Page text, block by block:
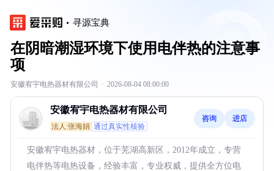
寻源宝典
在阴暗潮湿环境下使用电伴热的注意事
项
安徽宥宇电热器材有限公司 · 2026-08-04 08:00:00
安徽宥宇电热器材有限公司
法人:张海娟 通过真实性核验
咨询 进店
安徽宥宇电热器材，位于芜湖高新区，2012年成立，专营
电伴热等电热设备，经验丰富，专业权威，提供全方位电